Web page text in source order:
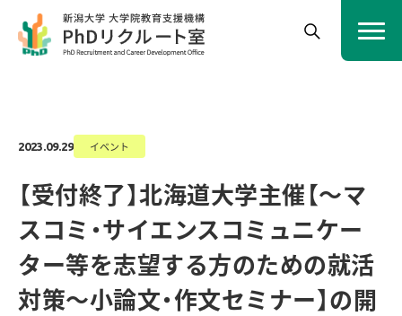
2023.09.29 イベント
【受付終了】北海道大学主催【～マ
スコミ・サイエンスコミュニケー
ター等を志望する方のための就活
対策～小論文・作文セミナー】の開